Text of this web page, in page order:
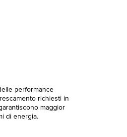
performance
richiesti in
maggior
di energia.